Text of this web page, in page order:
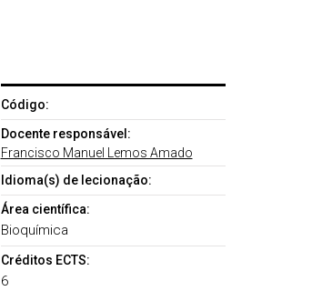
Código:
Docente responsável:
Francisco Manuel Lemos Amado
Idioma(s) de lecionação:
Área científica:
Bioquímica
Créditos ECTS:
6